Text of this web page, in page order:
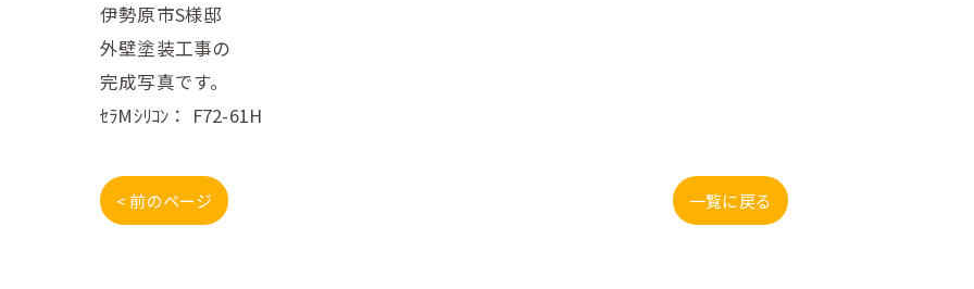
伊勢原市S様邸
外壁塗装工事の
完成写真です。
ｾﾗMｼﾘｺﾝ： F72-61H
< 前のページ 一覧に戻る